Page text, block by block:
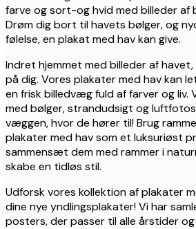
farve og sort-og hvid med billeder af
Drøm dig bort til havets bølger, og
følelse, en plakat med hav kan give.
Indret hjemmet med billeder af
på dig. Vores plakater med hav kan
en frisk billedvæg fuld af farver og
med bølger, strandudsigt og
væggen, hvor de hører til! Brug
plakater med hav som et luksuriøst
sammensæt dem med rammer i
skabe en tidløs stil.
Udforsk vores kollektion af plakater
dine nye yndlingsplakater! Vi har
posters, der passer til alle årstider og